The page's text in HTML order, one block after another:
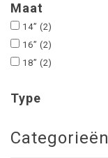
Maat
14” (2)
16” (2)
18” (2)
Type
Categorieën